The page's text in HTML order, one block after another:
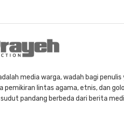
media warga, wadah bagi
pemikiran lintas agama, etnis, dan
pandang berbeda dari berita